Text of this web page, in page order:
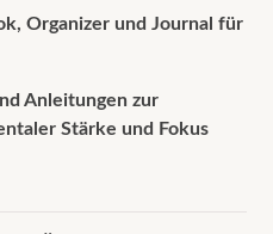
Organizer und Journal für
Anleitungen zur
Stärke und Fokus